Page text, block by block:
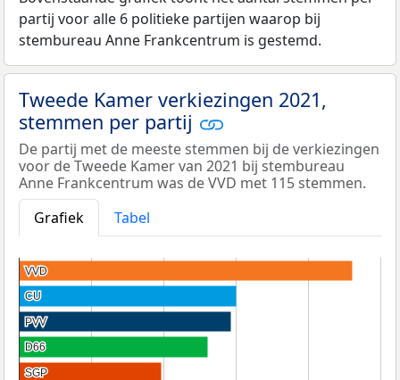
partij voor alle 6 politieke partijen waarop bij
stembureau Anne Frankcentrum is gestemd.
Tweede Kamer verkiezingen 2021,
stemmen per partij
De partij met de meeste stemmen bij de verkiezingen
voor de Tweede Kamer van 2021 bij stembureau
Anne Frankcentrum was de VVD met 115 stemmen.
Grafiek
Tabel
VVD
VVD
CU
CU
PVV
PVV
D66
D66
SGP
SGP